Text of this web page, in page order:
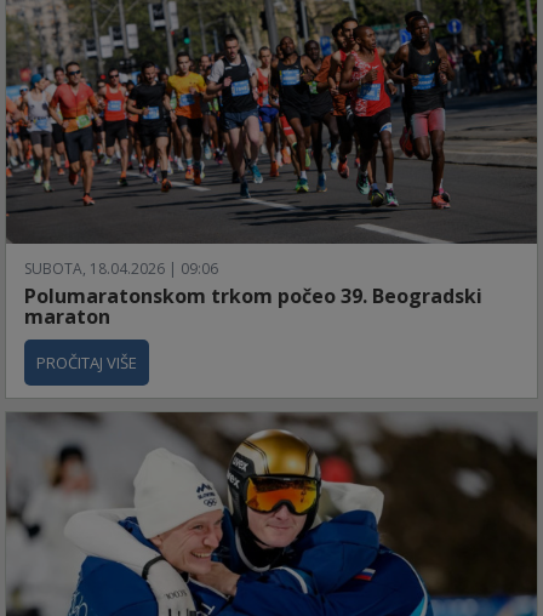
SUBOTA, 18.04.2026 | 09:06
Polumaratonskom trkom počeo 39. Beogradski
maraton
PROČITAJ VIŠE